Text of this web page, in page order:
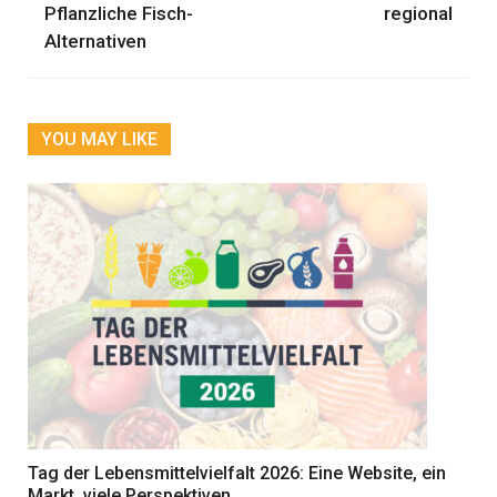
Pflanzliche Fisch-
Alternativen
regional
YOU MAY LIKE
Tag der Lebensmittelvielfalt 2026: Eine Website, ein